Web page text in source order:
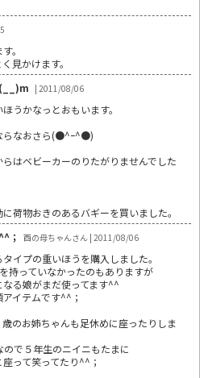
。
見かけます。
| 2011/08/06
うかなっとおもいます。
らなおさら(●^ｰ^●)
はベビーカーのりたがりませんでした
荷物おきのあるバギーを買いました。
； 酉の母ちゃんさん | 2011/08/06
イプの重いほうを購入しました。
持っていなかったのもありますが
る娘がまだ使ってます^^
イテムです^^；
のお姉ちゃんも足休めに座ったりしま
で５年生のニイニもたまに
って笑ってたり^^；